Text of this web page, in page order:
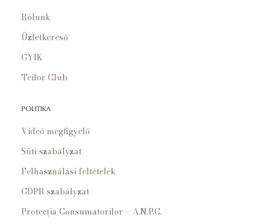
Rólunk
Üzletkereső
GYIK
Teilor Club
POLITIKA
Videó megfigyelő
Süti szabályzat
Felhasználási feltételek
GDPR szabályzat
Protecția Consumatorilor – A.N.P.C.